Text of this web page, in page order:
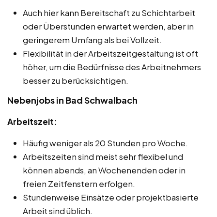
Auch hier kann Bereitschaft zu Schichtarbeit
oder Überstunden erwartet werden, aber in
geringerem Umfang als bei Vollzeit.
Flexibilität in der Arbeitszeitgestaltung ist oft
höher, um die Bedürfnisse des Arbeitnehmers
besser zu berücksichtigen.
Nebenjobs in Bad Schwalbach
Arbeitszeit:
Häufig weniger als 20 Stunden pro Woche.
Arbeitszeiten sind meist sehr flexibel und
können abends, an Wochenenden oder in
freien Zeitfenstern erfolgen.
Stundenweise Einsätze oder projektbasierte
Arbeit sind üblich.